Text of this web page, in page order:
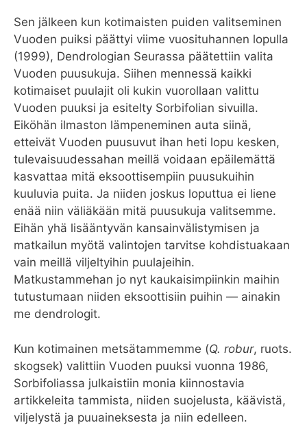
Sen jälkeen kun kotimaisten puiden valitseminen
Vuoden puiksi päättyi viime vuosituhannen lopulla
(1999), Dendrologian Seurassa päätettiin valita
Vuoden puusukuja. Siihen mennessä kaikki
kotimaiset puulajit oli kukin vuorollaan valittu
Vuoden puuksi ja esitelty Sorbifolian sivuilla.
Eiköhän ilmaston lämpeneminen auta siinä,
etteivät Vuoden puusuvut ihan heti lopu kesken,
tuIevaisuudessahan meillä voidaan epäilemättä
kasvattaa mitä eksoottisempiin puusukuihin
kuuluvia puita. Ja niiden joskus loputtua ei liene
enää niin väliäkään mitä puusukuja valitsemme.
Eihän yhä lisääntyvän kansainvälistymisen ja
matkailun myötä valintojen tarvitse kohdistuakaan
vain meillä viljeltyihin puulajeihin.
Matkustammehan jo nyt kaukaisimpiinkin maihin
tutustumaan niiden eksoottisiin puihin — ainakin
me dendrologit.
Kun kotimainen metsätammemme (Q. robur, ruots.
skogsek) valittiin Vuoden puuksi vuonna 1986,
Sorbifoliassa julkaistiin monia kiinnostavia
artikkeleita tammista, niiden suojelusta, käävistä,
viljelystä ja puuaineksesta ja niin edelleen.